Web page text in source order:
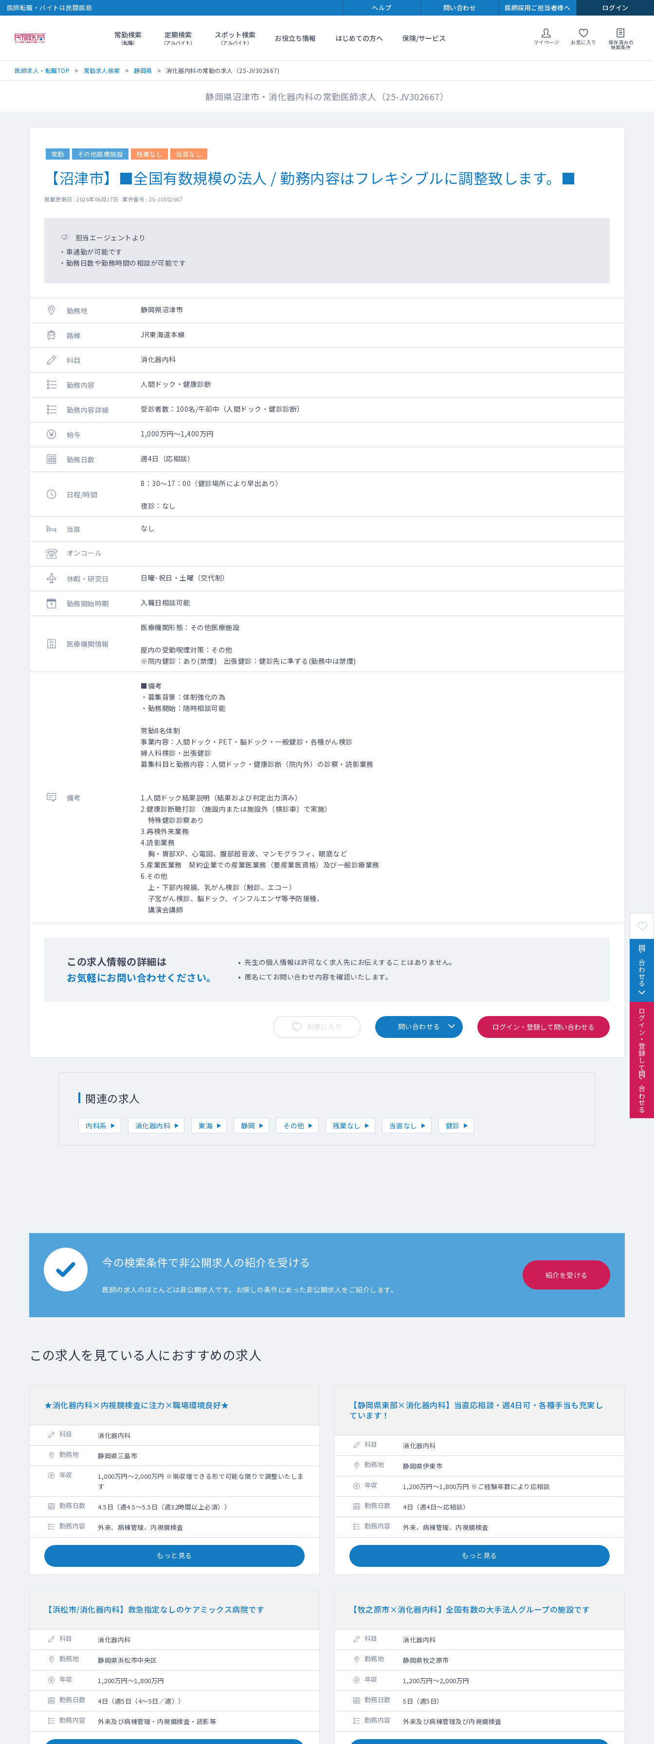
医師転職・バイトは民間医局 ヘルプ 問い合わせ 医師採用ご担当者様へ ログイン
民間医局常勤検索
（転職）
定期検索
（アルバイト）
スポット検索
（アルバイト） お役立ち情報 はじめての方へ 保険/サービス マイページ お気に入り 保存済みの
検索条件
医師求人・転職TOP 常勤求人検索 静岡県 消化器内科の常勤の求人（25-JV302667)
静岡県沼津市・消化器内科の常勤医師求人（25-JV302667）
問い合わせる
ログイン・登録して問い合わせる
常勤 その他医療施設 残業なし 当直なし
【沼津市】■全国有数規模の法人 / 勤務内容はフレキシブルに調整致します。■
掲載更新日 : 2026年06月17日 案件番号 : 25-JV302667
担当エージェントより
・車通勤が可能です
・勤務日数や勤務時間の相談が可能です
勤務地 静岡県沼津市
路線 JR東海道本線
科目 消化器内科
勤務内容 人間ドック・健康診断
勤務内容詳細 受診者数：100名/午前中（人間ドック・健診診断）
給与 1,000万円～1,400万円
勤務日数 週4日（応相談）
日程/時間
8：30～17：00（健診場所により早出あり）
夜診：なし
当直 なし
オンコール
休暇・研究日 日曜･祝日・土曜（交代制）
勤務開始時期 入職日相談可能
医療機関情報
医療機関形態：その他医療施設
屋内の受動喫煙対策：その他
※院内健診：あり(禁煙) 出張健診：健診先に準ずる(勤務中は禁煙)
備考
■備考
・募集背景：体制強化の為
・勤務開始：随時相談可能
常勤8名体制
事業内容：人間ドック・PET・脳ドック・一般健診・各種がん検診
婦人科検診・出張健診
募集科目と勤務内容：人間ドック・健康診断（院内外）の診察・読影業務
1.人間ドック結果説明（結果および判定出力済み）
2.健康診断聴打診 （施設内または施設外〔検診車〕で実施）
特殊健診診察あり
3.再検外来業務
4.読影業務
胸・胃部XP、心電図、腹部超音波、マンモグラフィ、眼底など
5.産業医業務 契約企業での産業医業務（要産業医資格）及び一般診療業務
6.その他
上・下部内視鏡、乳がん検診（触診、エコー）
子宮がん検診、脳ドック、インフルエンザ等予防接種、
講演会講師
この求人情報の詳細は
お気軽にお問い合わせください。
先生の個人情報は許可なく求人先にお伝えすることはありません。
匿名にてお問い合わせ内容を確認いたします。
お気に入り 問い合わせる ログイン・登録して問い合わせる
関連の求人
内科系 消化器内科 東海 静岡 その他 残業なし 当直なし 健診
今の検索条件で非公開求人の紹介を受ける
医師の求人のほとんどは非公開求人です。お探しの条件にあった非公開求人をご紹介します。
紹介を受ける
この求人を見ている人におすすめの求人
★消化器内科×内視鏡検査に注力×職場環境良好★
科目 消化器内科
勤務地 静岡県三島市
年収
1,000万円～2,000万円 ※現収増できる形で可能な限りで調整いたしま
す
勤務日数 4.5日（週4.5～5.5日（週32時間以上必須））
勤務内容 外来、病棟管理、内視鏡検査
もっと見る
【静岡県東部×消化器内科】当直応相談・週4日可・各種手当も充実し
ています！
科目 消化器内科
勤務地 静岡県伊東市
年収 1,200万円～1,800万円 ※ご経験年数により応相談
勤務日数 4日（週4日～応相談）
勤務内容 外来、病棟管理、内視鏡検査
もっと見る
【浜松市/消化器内科】救急指定なしのケアミックス病院です
科目 消化器内科
勤務地 静岡県浜松市中央区
年収 1,200万円～1,800万円
勤務日数 4日（週5日（4～5日／週））
勤務内容 外来及び病棟管理・内視鏡検査・読影等
【牧之原市×消化器内科】全国有数の大手法人グループの施設です
科目 消化器内科
勤務地 静岡県牧之原市
年収 1,200万円～2,000万円
勤務日数 5日（週5日）
勤務内容 外来及び病棟管理及び内視鏡検査